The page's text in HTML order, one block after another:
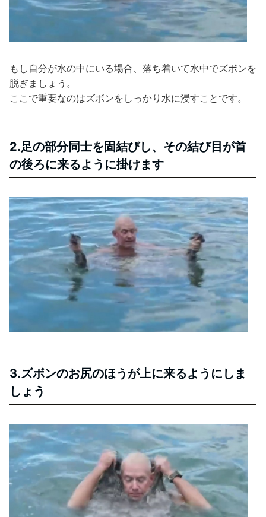
もし自分が水の中にいる場合、落ち着いて水中でズボンを
脱ぎましょう。
ここで重要なのはズボンをしっかり水に浸すことです。
2.足の部分同士を固結びし、その結び目が首
の後ろに来るように掛けます
3.ズボンのお尻のほうが上に来るようにしま
しょう